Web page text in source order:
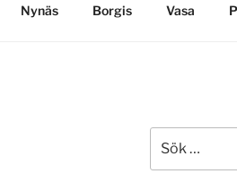
Nynäs Borgis Vasa
efter: